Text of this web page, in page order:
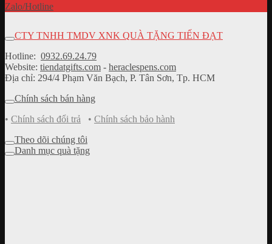
Zalo/Hotline
CTY TNHH TMDV XNK QUÀ TẶNG TIẾN ĐẠT
Hotline: 0932.69.24.79
Website: tiendatgifts.com - heraclespens.com
Địa chỉ: 294/4 Phạm Văn Bạch, P. Tân Sơn, Tp. HCM
Chính sách bán hàng
• Chính sách đổi trả • Chính sách bảo hành
Theo dõi chúng tôi
Danh mục quà tặng